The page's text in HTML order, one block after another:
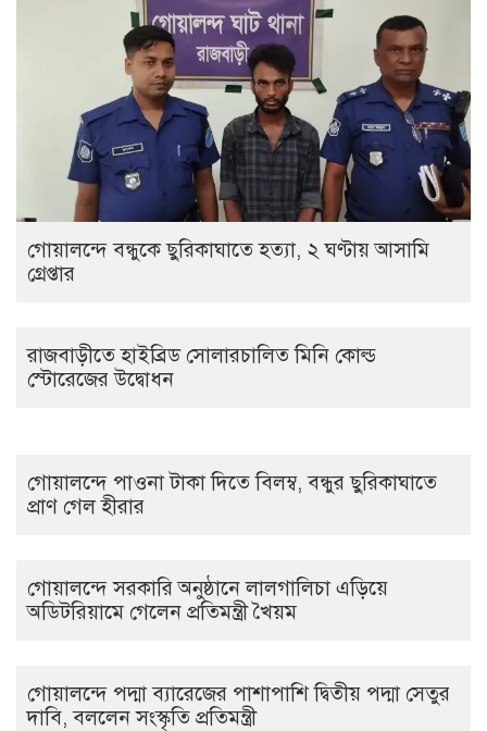
গোয়ালন্দে বন্ধুকে ছুরিকাঘাতে হত্যা, ২ ঘণ্টায় আসামি
গ্রেপ্তার
রাজবাড়ীতে হাইব্রিড সোলারচালিত মিনি কোল্ড
স্টোরেজের উদ্বোধন
গোয়ালন্দে পাওনা টাকা দিতে বিলম্ব, বন্ধুর ছুরিকাঘাতে
প্রাণ গেল হীরার
গোয়ালন্দে সরকারি অনুষ্ঠানে লালগালিচা এড়িয়ে
অডিটরিয়ামে গেলেন প্রতিমন্ত্রী খৈয়ম
গোয়ালন্দে পদ্মা ব্যারেজের পাশাপাশি দ্বিতীয় পদ্মা সেতুর
দাবি, বললেন সংস্কৃতি প্রতিমন্ত্রী